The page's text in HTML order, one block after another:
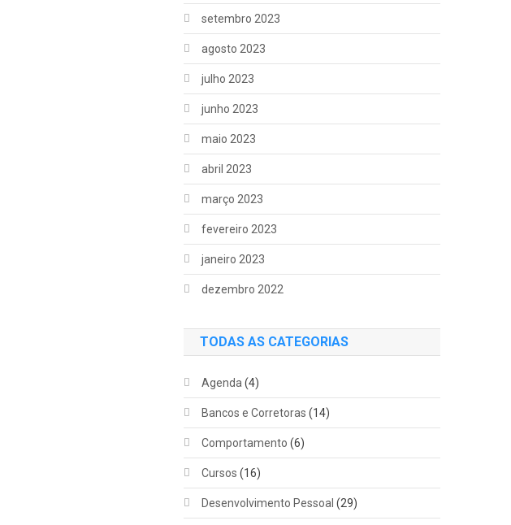
setembro 2023
agosto 2023
julho 2023
junho 2023
maio 2023
abril 2023
março 2023
fevereiro 2023
janeiro 2023
dezembro 2022
TODAS AS CATEGORIAS
Agenda (4)
Bancos e Corretoras (14)
Comportamento (6)
Cursos (16)
Desenvolvimento Pessoal (29)